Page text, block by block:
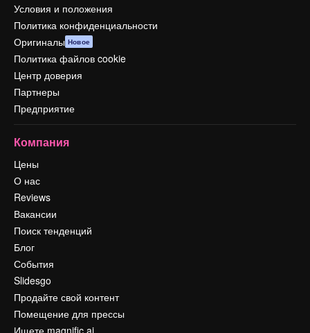
Условия и положения
Политика конфиденциальности
Оригиналы Новое
Политика файлов cookie
Центр доверия
Партнеры
Предприятие
Компания
Цены
О нас
Reviews
Вакансии
Поиск тенденций
Блог
События
Slidesgo
Продайте свой контент
Помещение для прессы
Ищете magnific.ai